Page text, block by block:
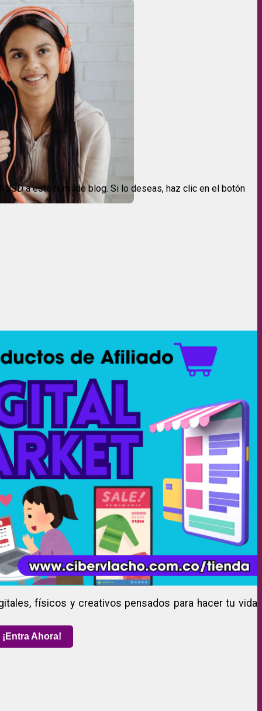
USD a este humilde blog. Si lo deseas, haz clic en el botón
físicos y creativos pensados para hacer tu vida
¡Entra Ahora!